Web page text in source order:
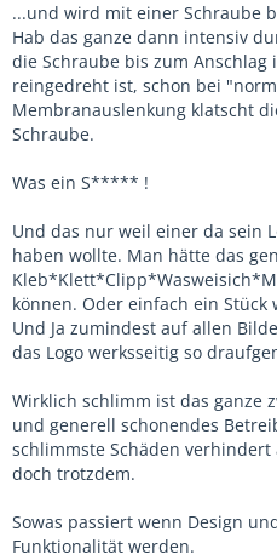
...und wird mit einer Schraube
Hab das ganze dann intensiv
die Schraube bis zum Anschlag
reingedreht ist, schon bei
Membranauslenkung klatscht
Schraube.
Was ein S***** !
Und das nur weil einer da sein
haben wollte. Man hätte das
können. Oder einfach ein Stück
Und Ja zumindest auf allen
das Logo werksseitig so
Wirklich schlimm ist das ganze
und generell schonendes
schlimmste Schäden
doch trotzdem.
Sowas passiert wenn Design
Funktionalität werden.